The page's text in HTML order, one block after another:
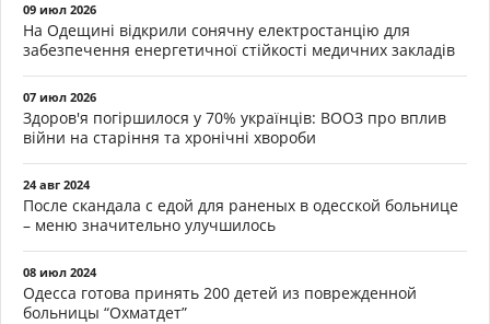
09 июл 2026
На Одещині відкрили сонячну електростанцію для
забезпечення енергетичної стійкості медичних закладів
07 июл 2026
Здоров'я погіршилося у 70% українців: ВООЗ про вплив
війни на старіння та хронічні хвороби
24 авг 2024
После скандала с едой для раненых в одесской больнице
– меню значительно улучшилось
08 июл 2024
Одесса готова принять 200 детей из поврежденной
больницы “Охматдет”